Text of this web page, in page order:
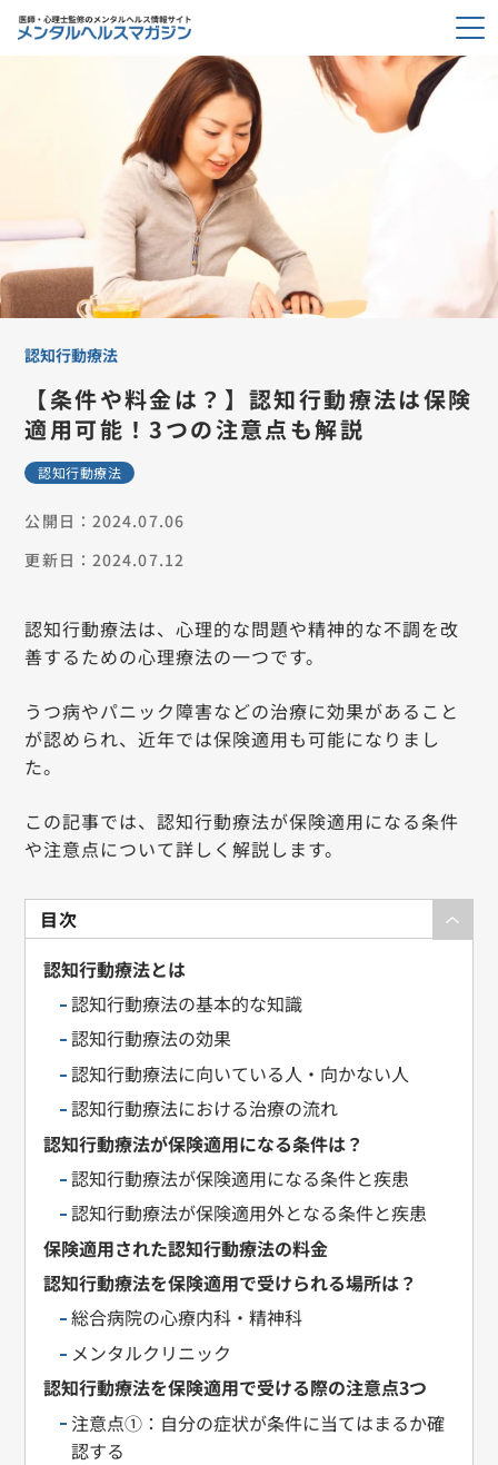
認知行動療法
【条件や料金は？】認知行動療法は保険
適用可能！3つの注意点も解説
認知行動療法
公開日：2024.07.06
更新日：2024.07.12
認知行動療法は、心理的な問題や精神的な不調を改
善するための心理療法の一つです。
うつ病やパニック障害などの治療に効果があること
が認められ、近年では保険適用も可能になりまし
た。
この記事では、認知行動療法が保険適用になる条件
や注意点について詳しく解説します。
目次
認知行動療法とは
認知行動療法の基本的な知識
認知行動療法の効果
認知行動療法に向いている人・向かない人
認知行動療法における治療の流れ
認知行動療法が保険適用になる条件は？
認知行動療法が保険適用になる条件と疾患
認知行動療法が保険適用外となる条件と疾患
保険適用された認知行動療法の料金
認知行動療法を保険適用で受けられる場所は？
総合病院の心療内科・精神科
メンタルクリニック
認知行動療法を保険適用で受ける際の注意点3つ
注意点①：自分の症状が条件に当てはまるか確
認する